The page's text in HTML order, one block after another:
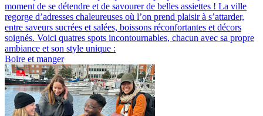
moment de se détendre et de savourer de belles assiettes ! La ville
regorge d’adresses chaleureuses où l’on prend plaisir à s’attarder,
entre saveurs sucrées et salées, boissons réconfortantes et décors
soignés. Voici quatres spots incontournables, chacun avec sa propre
ambiance et son style unique :
Boire et manger